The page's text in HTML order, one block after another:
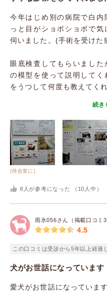
今年はじめ別の病院で白内
っと目がショボショボで
伺いました。(手術を受けた
眼底検査してもらいまし
の模型を使って説明して
をうつして何度も教えてく
続き
(待合室に)
8 人が参考になった （ 10 人中）
雨氷056さん（掲載口コミ3
4.5
この口コミは受診から5年以上経過
犬がお世話になっています
愛犬がお世話になっています